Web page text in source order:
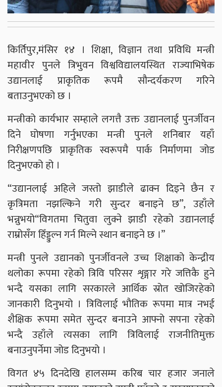
किर्तिपुर,मंसिर १४ । शिक्षा, विज्ञान तथा प्रविधि मन्त्री
महावीर पुनले त्रिभुवन विश्वविद्यालयस्थित राज्याभिषेक
उद्यानलाई प्राकृतिक रूपमै सौन्दर्यकरण गरिने
बताउनुभएको छ ।
मन्त्रीको कार्यभार सम्हाले लगत्तै उक्त उद्यानलाई पुनर्जीवन
दिने घोषणा गर्नुभएका मन्त्री पुनले शनिबार यहाँ
निरीक्षणपछि प्राकृतिक स्वरूपमै पार्क निर्माणमा जोड
दिनुभएको हो ।
“उद्यानलाई अहिले जस्तो झाडीले ढाक्न दिइने छैन र
कृत्रिमता नझल्किने गरी सुन्दर बनाइने छ”, उहाँले
भन्नुभयो“विगतमा चितुवा लुक्ने झाडी रहेको उद्यानलाई
राम्रोसँग हिँड्डुल्न गर्न मिल्ने स्थान बनाइने छ ।”
मन्त्री पुनले उद्यानको पुनर्जीवनले उच्च शिक्षाको केन्द्रीय
थलोका रूपमा रहेको त्रिवि परिसर शृङ्गार गरे जत्तिकै हुने
भन्दै यसका लागि सरकारले आर्थिक स्रोत खोजिरहेको
जानकारी दिनुभयो । त्रिविलाई भौतिक रूपमा मात्र नभई
शैक्षिक रूपमा समेत सुन्दर बनाउने आफ्नो सपना रहेको
भन्दै उहाँले त्यसका लागि त्रिविलाई राजनीतिमुक्त
बनाउनुपर्नेमा जोड दिनुभयो ।
विगत ४५ दिनदेखि हालसम्म करिब चार हजार जनाले